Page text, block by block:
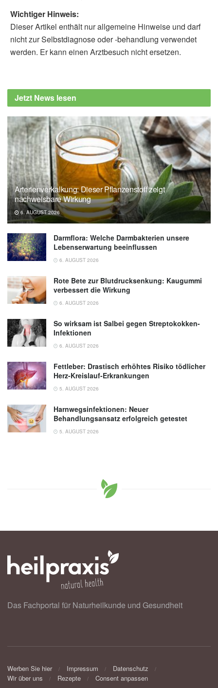
Wichtiger Hinweis:
Dieser Artikel enthält nur allgemeine Hinweise und darf
nicht zur Selbstdiagnose oder -behandlung verwendet
werden. Er kann einen Arztbesuch nicht ersetzen.
Jetzt News lesen
Arterienverkalkung: Dieser Pflanzenstoff zeigt
nachweisbare Wirkung
6. AUGUST 2026
Darmflora: Welche Darmbakterien unsere
Lebenserwartung beeinflussen
6. AUGUST 2026
Rote Bete zur Blutdrucksenkung: Kaugummi
verbessert die Wirkung
6. AUGUST 2026
So wirksam ist Salbei gegen Streptokokken-
Infektionen
6. AUGUST 2026
Fettleber: Drastisch erhöhtes Risiko tödlicher
Herz-Kreislauf-Erkrankungen
5. AUGUST 2026
Harnwegsinfektionen: Neuer
Behandlungsansatz erfolgreich getestet
5. AUGUST 2026
Das Fachportal für Naturheilkunde und Gesundheit
Werben Sie hier Impressum
Datenschutz
Wir über uns
Rezepte Consent anpassen